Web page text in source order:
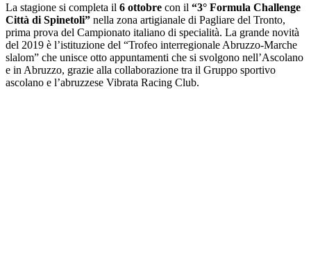
La stagione si completa il 6 ottobre con il “3° Formula Challenge
Città di Spinetoli” nella zona artigianale di Pagliare del Tronto,
prima prova del Campionato italiano di specialità. La grande novità
del 2019 è l’istituzione del “Trofeo interregionale Abruzzo-Marche
slalom” che unisce otto appuntamenti che si svolgono nell’Ascolano
e in Abruzzo, grazie alla collaborazione tra il Gruppo sportivo
ascolano e l’abruzzese Vibrata Racing Club.